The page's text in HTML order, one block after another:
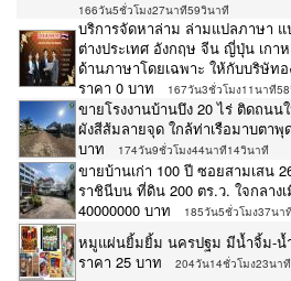
166วัน5ชั่วโมง27นาที59วินาที
บริการจัดหาล่าม ล่ามแปลภาษา แ
ต่างประเทศ อังกฤษ จีน ญี่ปุ่น เก
ด้านภาษาโดยเฉพาะ ให้กับบริษัท
ราคา 0 บาท
167วัน3ชั่วโมง11นาที
ขายโรงงานบ้านบึง 20 ไร่ ติดถนน
ผังสีส้มลายจุด ใกล้ท่าเรือมาบตาพุ
บาท
174วัน9ชั่วโมง44นาที14วินาที
ขายบ้านเก่า 100 ปี ซอยสามเสน
ราชินีบน ที่ดิน 200 ตร.ว. ใจกลาง
40000000 บาท
185วัน5ชั่วโมง37นา
หมูแผ่นยิ้มยิ้ม นครปฐม มีน้ำจิ้ม-น้
ราคา 25 บาท
204วัน14ชั่วโมง23นา